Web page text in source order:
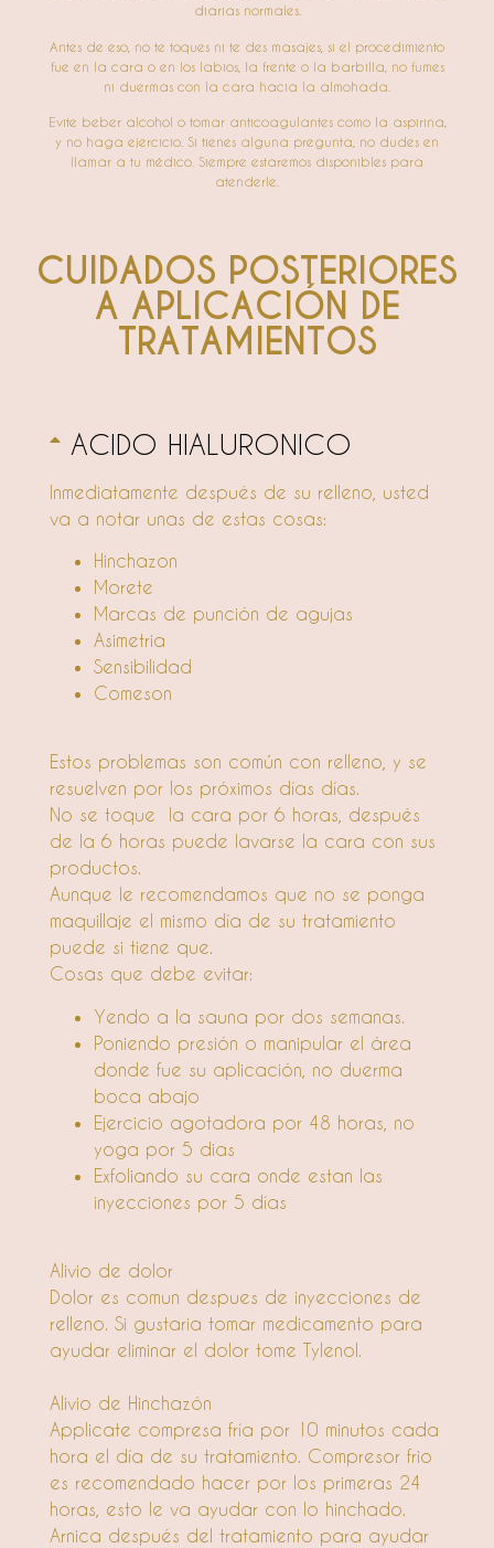
diarias normales.
Antes de eso, no te toques ni te des masajes, si el procedimiento
fue en la cara o en los labios, la frente o la barbilla, no fumes
ni duermas con la cara hacia la almohada.
Evite beber alcohol o tomar anticoagulantes como la aspirina,
y no haga ejercicio. Si tienes alguna pregunta, no dudes en
llamar a tu médico. Siempre estaremos disponibles para
atenderle.
CUIDADOS POSTERIORES
A APLICACIÓN DE
TRATAMIENTOS
ACIDO HIALURONICO
Inmediatamente después de su relleno, usted
va a notar unas de estas cosas:
Hinchazon
Morete
Marcas de punción de agujas
Asimetria
Sensibilidad
Comeson
Estos problemas son común con relleno, y se
resuelven por los próximos días días.
No se toque la cara por 6 horas, después
de la 6 horas puede lavarse la cara con sus
productos.
Aunque le recomendamos que no se ponga
maquillaje el mismo día de su tratamiento
puede si tiene que.
Cosas que debe evitar:
Yendo a la sauna por dos semanas.
Poniendo presión o manipular el área
donde fue su aplicación, no duerma
boca abajo
Ejercicio agotadora por 48 horas, no
yoga por 5 dias
Exfoliando su cara onde estan las
inyecciones por 5 días
Alivio de dolor
Dolor es comun despues de inyecciones de
relleno. Si gustaria tomar medicamento para
ayudar eliminar el dolor tome Tylenol.
Alivio de Hinchazón
Applicate compresa fría por 10 minutos cada
hora el día de su tratamiento. Compresor frio
es recomendado hacer por los primeras 24
horas, esto le va ayudar con lo hinchado.
Arnica después del tratamiento para ayudar